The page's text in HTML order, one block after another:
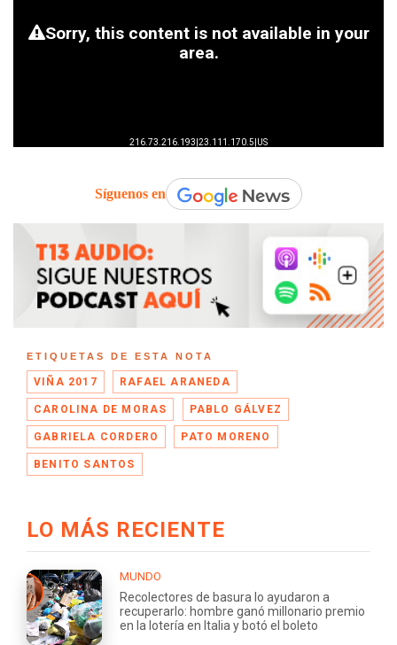
Síguenos en
ETIQUETAS DE ESTA NOTA
VIÑA 2017 RAFAEL ARANEDA
CAROLINA DE MORAS PABLO GÁLVEZ
GABRIELA CORDERO PATO MORENO
BENITO SANTOS
LO MÁS RECIENTE
MUNDO
Recolectores de basura lo ayudaron a
recuperarlo: hombre ganó millonario premio
en la lotería en Italia y botó el boleto